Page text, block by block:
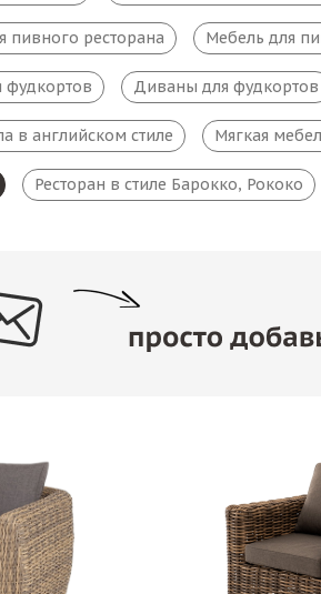
пивного ресторана Мебель для
фудкортов Диваны для фудкортов
в английском стиле Мягкая
Ресторан в стиле Барокко, Рококо